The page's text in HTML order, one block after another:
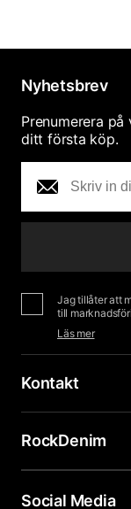
Nyhetsbrev
Prenumerera
ditt första köp.
Jag tillåter att
till
Läs mer
Kontakt
RockDenim
Social Media